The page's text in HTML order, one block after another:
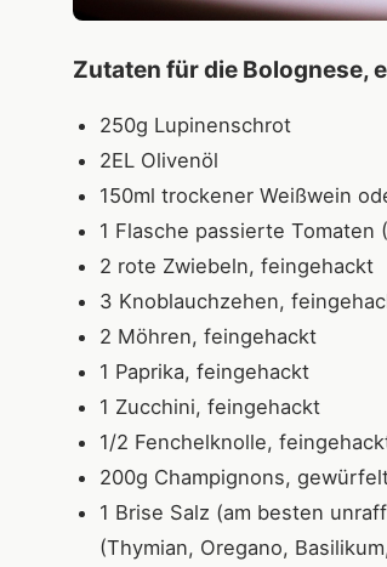
Zutaten für die Bolognese,
250g Lupinenschrot
2EL Olivenöl
150ml trockener Weißwein
1 Flasche passierte Tomaten
2 rote Zwiebeln, feingehackt
3 Knoblauchzehen,
2 Möhren, feingehackt
1 Paprika, feingehackt
1 Zucchini, feingehackt
1/2 Fenchelknolle,
200g Champignons,
1 Brise Salz (am besten
(Thymian, Oregano,